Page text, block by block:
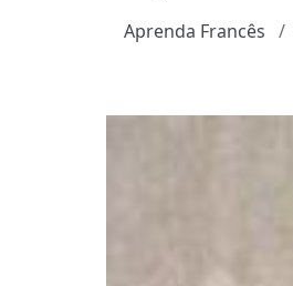
Aprenda Francês